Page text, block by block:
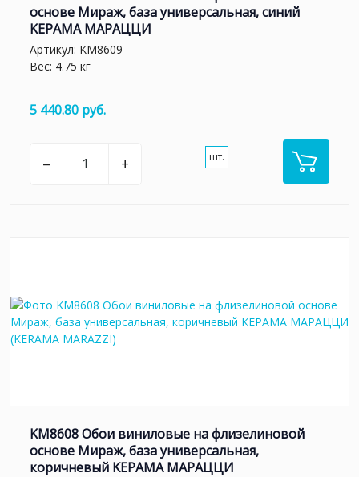
основе Мираж, база универсальная, синий
KЕРАМА МАРАЦЦИ
Артикул: KM8609
Вес: 4.75 кг
5 440.80 руб.
– + шт.
KM8608 Обои виниловые на флизелиновой
основе Мираж, база универсальная,
коричневый KЕРАМА МАРАЦЦИ